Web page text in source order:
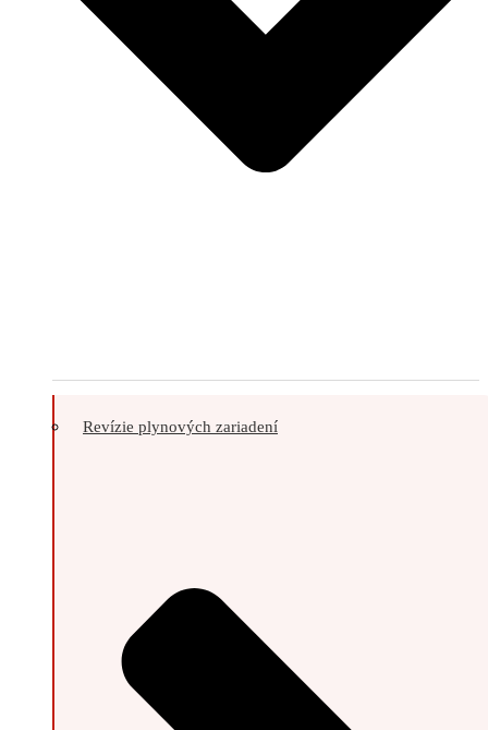
Revízie plynových zariadení